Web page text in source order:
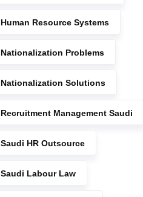
Human Resource Systems
Nationalization Problems
Nationalization Solutions
Recruitment Management Saudi
Saudi HR Outsource
Saudi Labour Law